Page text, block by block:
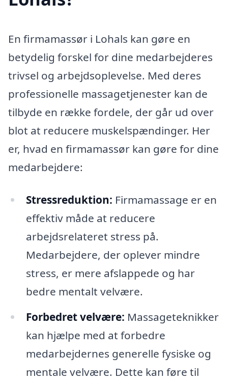
En firmamassør i Lohals kan gøre en
betydelig forskel for dine medarbejderes
trivsel og arbejdsoplevelse. Med deres
professionelle massagetjenester kan de
tilbyde en række fordele, der går ud over
blot at reducere muskelspændinger. Her
er, hvad en firmamassør kan gøre for dine
medarbejdere:
Stressreduktion: Firmamassage er en
effektiv måde at reducere
arbejdsrelateret stress på.
Medarbejdere, der oplever mindre
stress, er mere afslappede og har
bedre mentalt velvære.
Forbedret velvære: Massageteknikker
kan hjælpe med at forbedre
medarbejdernes generelle fysiske og
mentale velvære. Dette kan føre til